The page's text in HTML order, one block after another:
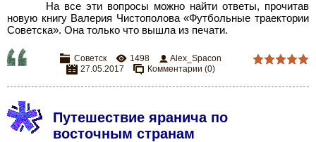
На все эти вопросы можно найти ответы, прочитав
новую книгу Валерия Чистополова «Футбольные траектории
Советска». Она только что вышла из печати.
Советск 1498
Alex_Spacon
27.05.2017
Комментарии (0)
Путешествие яранича по
восточным странам